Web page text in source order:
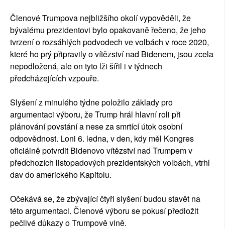
Členové Trumpova nejbližšího okolí vypověděli, že
bývalému prezidentovi bylo opakovaně řečeno, že jeho
tvrzení o rozsáhlých podvodech ve volbách v roce 2020,
které ho prý připravily o vítězství nad Bidenem, jsou zcela
nepodložená, ale on tyto lži šířil i v týdnech
předcházejících vzpouře.
Slyšení z minulého týdne položilo základy pro
argumentaci výboru, že Trump hrál hlavní roli při
plánování povstání a nese za smrtící útok osobní
odpovědnost. Loni 6. ledna, v den, kdy měl Kongres
oficiálně potvrdit Bidenovo vítězství nad Trumpem v
předchozích listopadových prezidentských volbách, vtrhl
dav do amerického Kapitolu.
Očekává se, že zbývající čtyři slyšení budou stavět na
této argumentaci. Členové výboru se pokusí předložit
pečlivé důkazy o Trumpově vině.